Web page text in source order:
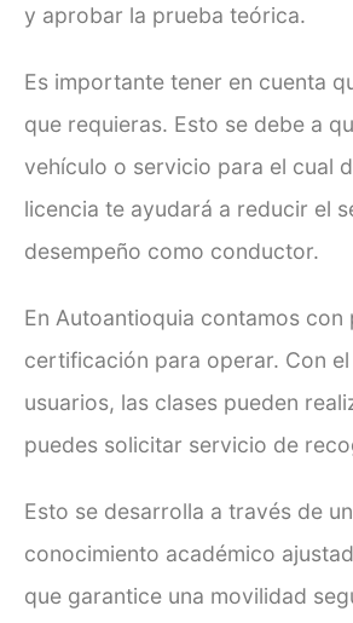
y aprobar la prueba teórica.
Es importante tener en cuenta
que requieras. Esto se debe a
vehículo o servicio para el cual
licencia te ayudará a reducir el
desempeño como conductor.
En Autoantioquia contamos
certificación para operar. Con
usuarios, las clases pueden
puedes solicitar servicio de
Esto se desarrolla a través de
conocimiento académico
que garantice una movilidad